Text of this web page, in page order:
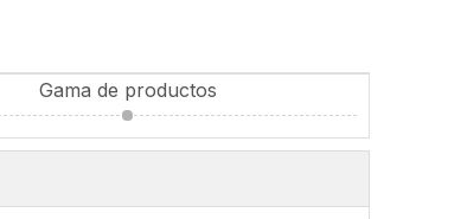
Gama de productos